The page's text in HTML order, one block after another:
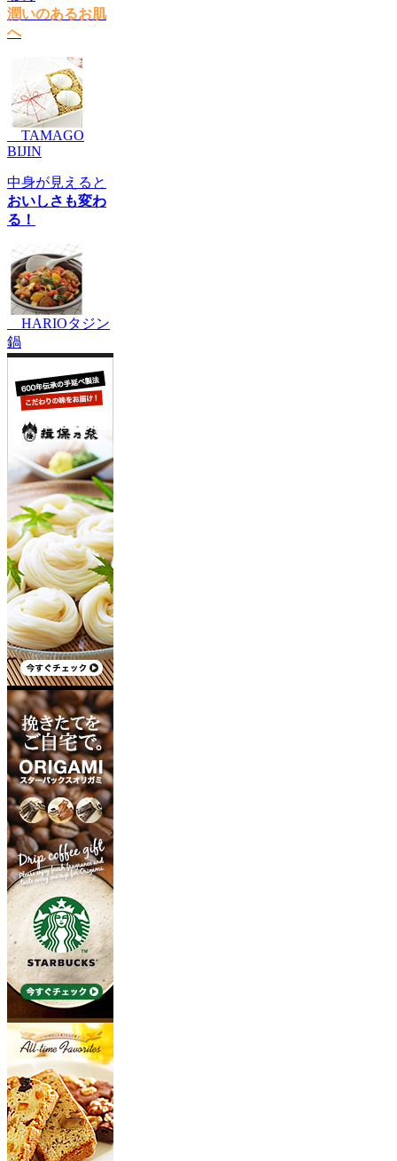
潤いのあるお肌
へ
TAMAGO
BIJIN
中身が見えると
おいしさも変わ
る！
HARIOタジン
鍋